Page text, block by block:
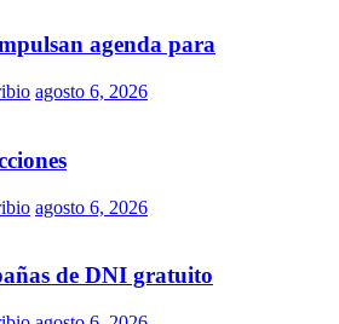
agenda para
agosto 6, 2026
agosto 6, 2026
de DNI gratuito